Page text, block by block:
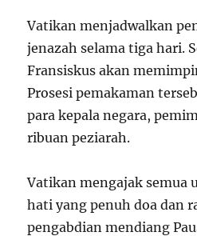
Vatikan menjadwalkan
jenazah selama tiga hari.
Fransiskus akan
Prosesi pemakaman
para kepala negara,
ribuan peziarah.
Vatikan mengajak semua
hati yang penuh doa dan
pengabdian mendiang